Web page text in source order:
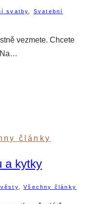
svatby
Svatební
vezmete. Chcete
Na…
články
a kytky
,Všechny články